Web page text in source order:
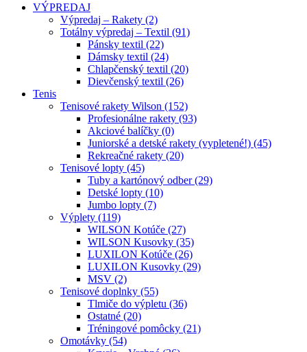
VÝPREDAJ
Výpredaj – Rakety (2)
Totálny výpredaj – Textil (91)
Pánsky textil (22)
Dámsky textil (24)
Chlapčenský textil (20)
Dievčenský textil (26)
Tenis
Tenisové rakety Wilson (152)
Profesionálne rakety (93)
Akciové balíčky (0)
Juniorské a detské rakety (vypletené!) (45)
Rekreačné rakety (20)
Tenisové lopty (45)
Tuby a kartónový odber (29)
Detské lopty (10)
Jumbo lopty (7)
Výplety (119)
WILSON Kotúče (27)
WILSON Kusovky (35)
LUXILON Kotúče (26)
LUXILON Kusovky (29)
MSV (2)
Tenisové doplnky (55)
Tlmiče do výpletu (36)
Ostatné (20)
Tréningové pomôcky (21)
Omotávky (54)